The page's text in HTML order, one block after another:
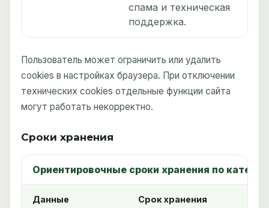
спама и техническая
поддержка.
Пользователь может ограничить или удалить
cookies в настройках браузера. При отключении
технических cookies отдельные функции сайта
могут работать некорректно.
Сроки хранения
Ориентировочные сроки хранения по
Данные Срок хранения